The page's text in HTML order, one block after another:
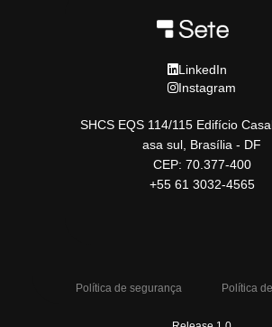
LinkedIn
Instagram
SHCS EQS 114/115 Edifício
asa sul, Brasília - DF
CEP: 70.377-400
+55 61 3032-4565
Política de segurança Política